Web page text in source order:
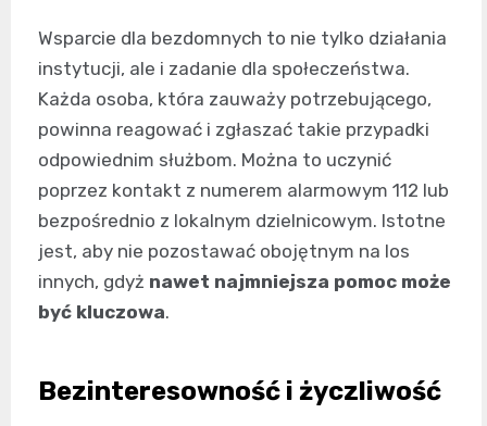
Wsparcie dla bezdomnych to nie tylko działania
instytucji, ale i zadanie dla społeczeństwa.
Każda osoba, która zauważy potrzebującego,
powinna reagować i zgłaszać takie przypadki
odpowiednim służbom. Można to uczynić
poprzez kontakt z numerem alarmowym 112 lub
bezpośrednio z lokalnym dzielnicowym. Istotne
jest, aby nie pozostawać obojętnym na los
innych, gdyż nawet najmniejsza pomoc może
być kluczowa.
Bezinteresowność i życzliwość